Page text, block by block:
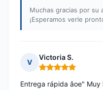
Muchas gracias por su
¡Esperamos verle
V
Victoria S.
Nota: 5 de 5
Entrega rápida âoe"